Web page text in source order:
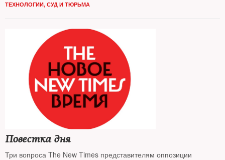
ТЕХНОЛОГИИ, СУД И ТЮРЬМА
Повестка дня
Три вопроса The New Times представителям оппозиции